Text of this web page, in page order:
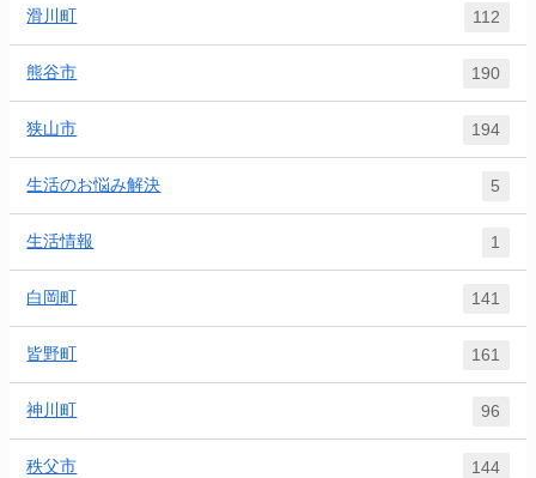
滑川町 112
熊谷市 190
狭山市 194
生活のお悩み解決 5
生活情報 1
白岡町 141
皆野町 161
神川町 96
秩父市 144